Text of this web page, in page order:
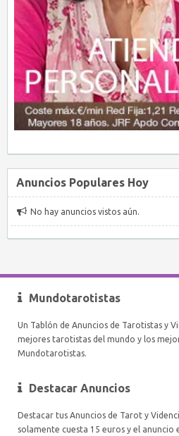
Anuncios Populares Hoy
No hay anuncios vistos aún.
Mundotarotistas
Un Tablón de Anuncios de Tarotistas y
mejores tarotistas del mundo y los
Mundotarotistas.
Destacar Anuncios
Destacar tus Anuncios de Tarot y
solamente cuesta 15 euros y el anuncio